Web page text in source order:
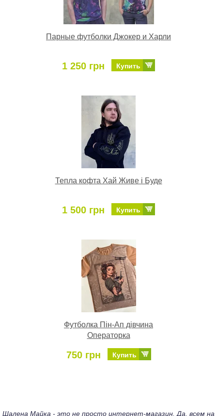
Парные футболки Джокер и Харли
1 250 грн Купить
Тепла кофта Хай Живе і Буде
1 500 грн Купить
Футболка Пін-Ап дівчина
Операторка
750 грн Купить
Шалена Майка - это не просто интернет-магазин. Да, всем на